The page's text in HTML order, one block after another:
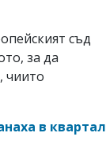
съд
за да
чиито
в квартал